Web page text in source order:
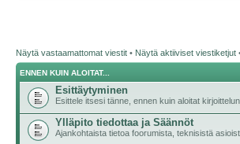
Näytä vastaamattomat viestit • Näytä aktiiviset viestiketjut
ENNEN KUIN ALOITAT...
Esittäytyminen
Esittele itsesi tänne, ennen kuin aloitat kirjoittelun.
Ylläpito tiedottaa ja Säännöt
Ajankohtaista tietoa foorumista, teknisistä